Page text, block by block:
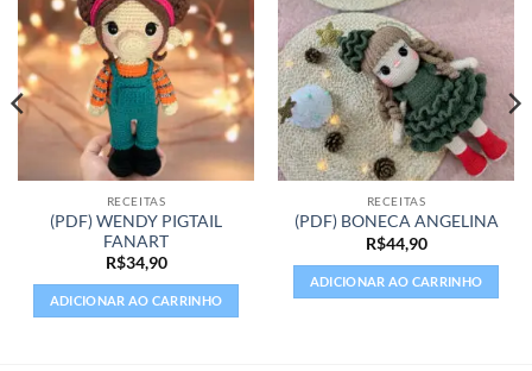
RECEITAS
(PDF) WENDY PIGTAIL
FANART
R$34,90
ADICIONAR AO CARRINHO
RECEITAS
(PDF) BONECA ANGELINA
R$44,90
ADICIONAR AO CARRINHO